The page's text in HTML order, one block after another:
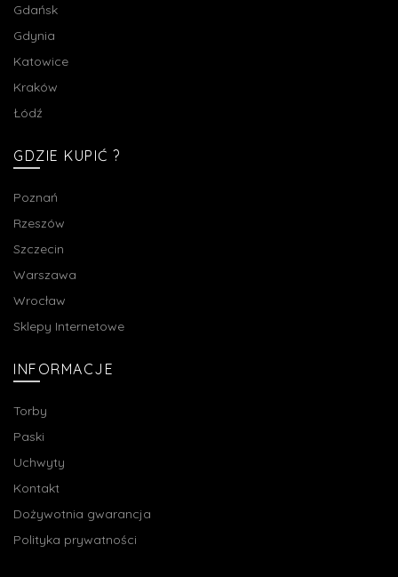
Gdańsk
Gdynia
Katowice
Kraków
Łódź
GDZIE KUPIĆ ?
Poznań
Rzeszów
Szczecin
Warszawa
Wrocław
Sklepy Internetowe
INFORMACJE
Torby
Paski
Uchwyty
Kontakt
Dożywotnia gwarancja
Polityka prywatności